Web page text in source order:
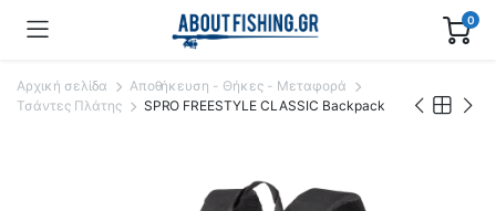
0
Αρχική σελίδα
Αποθήκευση - Θήκες - Μεταφορά
Τσάντες Πλάτης
SPRO FREESTYLE CLASSIC Backpack